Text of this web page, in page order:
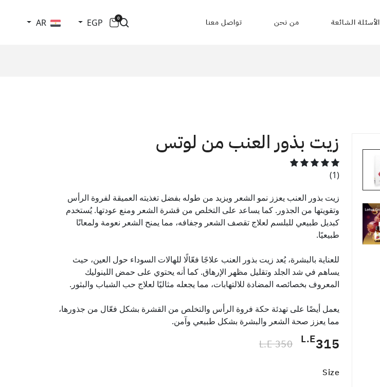
الأسئلة الشائعة من نحن تواصل معنا 0
EGP
AR
زيت بذور العنب من لوتس
(1)
زيت بذور العنب يعزز نمو الشعر ويزيد من طوله بفضل تغذيته العميقة لفروة الرأس
وتقويتها من الجذور. كما يساعد على التخلص من قشرة الشعر ومنع عودتها. يُستخدم
كبديل طبيعي للبلسم لعلاج تقصف الشعر وجفافه، مما يمنح الشعر نعومة ولمعانًا
طبيعيًا.
للعناية بالبشرة، يُعد زيت بذور العنب علاجًا فعّالًا للهالات السوداء حول العين، حيث
يساهم في شد الجلد وتقليل مظهر الإرهاق. كما أنه يحتوي على حمض اللينوليك
المعروف بخصائصه المضادة للالتهابات، مما يجعله مثاليًا لعلاج حب الشباب والبثور.
يعمل أيضًا على تهدئة حكة فروة الرأس والتخلص من القشرة بشكل فعّال من جذورها،
مما يعزز صحة الشعر والبشرة بشكل طبيعي وآمن.
315
L.E
350 L.E
Size